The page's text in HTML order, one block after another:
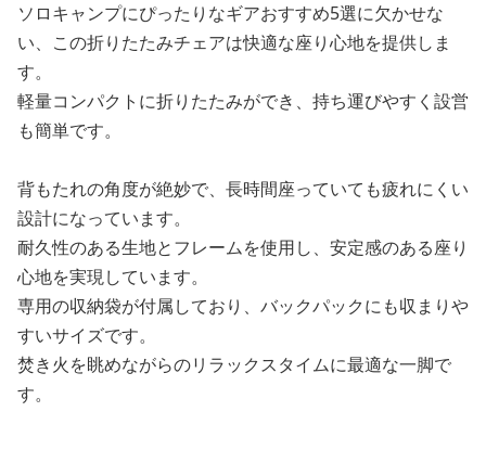
ソロキャンプにぴったりなギアおすすめ5選に欠かせな
い、この折りたたみチェアは快適な座り心地を提供しま
す。
軽量コンパクトに折りたたみができ、持ち運びやすく設営
も簡単です。
背もたれの角度が絶妙で、長時間座っていても疲れにくい
設計になっています。
耐久性のある生地とフレームを使用し、安定感のある座り
心地を実現しています。
専用の収納袋が付属しており、バックパックにも収まりや
すいサイズです。
焚き火を眺めながらのリラックスタイムに最適な一脚で
す。